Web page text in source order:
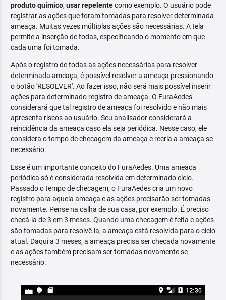
produto químico, usar repelentecomo exemplo. O usuário pode
registrar as ações que foram tomadas para resolver determinada
ameaça. Muitas vezes múltiplas ações são necessárias. A tela
permite a inserção de todas, especificando o momento em que
cada uma foi tomada.
Após o registro de todas as ações necessárias para resolver
determinada ameaça, é possível resolver a ameaça pressionando
o botão 'RESOLVER'. Ao fazer isso, não será mais possível inserir
ações para determinado registro de ameaça. O FuraAedes
considerará que tal registro de ameaça foi resolvido e não mais
apresenta riscos ao usuário. Seu analisador considerará a
reincidência da ameaça caso ela seja periódica. Nesse caso, ele
considera o tempo de checagem da ameaça e recria a ameaça se
necessário.
Esse é um importante conceito do FuraAedes. Uma ameaça
periódica só é considerada resolvida em determinado ciclo.
Passado o tempo de checagem, o FuraAedes cria um novo
registro para aquela ameaça e as ações precisarão ser tomadas
novamente. Pense na calha de sua casa, por exemplo. É preciso
checá-la de 3 em 3 meses. Quando uma checagem é feita e ações
são tomadas para resolvê-la, a ameaça está resolvida para o ciclo
atual. Daqui a 3 meses, a ameaça precisa ser checada novamente
e as ações também precisam ser tomadas novamente se
necessário.